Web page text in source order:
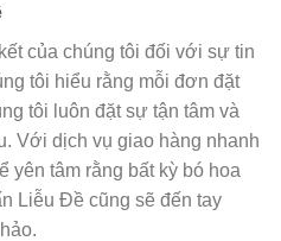
của chúng tôi đối với sự tin
tôi hiểu rằng mỗi đơn đặt
tôi luôn đặt sự tận tâm và
Với dịch vụ giao hàng nhanh
yên tâm rằng bất kỳ bó hoa
Liễu Đề cũng sẽ đến tay